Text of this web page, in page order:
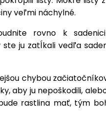
veľmi náchylné.
rovno k
ste ju zatĺkali vedľa
chybou
aby ju nepoškodili,
rastlina mať, tým